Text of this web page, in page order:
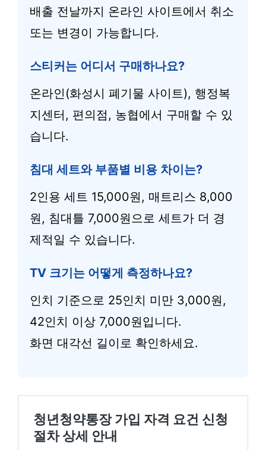
배출 전날까지 온라인 사이트에서 취소
또는 변경이 가능합니다.
스티커는 어디서 구매하나요?
온라인(화성시 폐기물 사이트), 행정복
지센터, 편의점, 농협에서 구매할 수 있
습니다.
침대 세트와 부품별 비용 차이는?
2인용 세트 15,000원, 매트리스 8,000
원, 침대틀 7,000원으로 세트가 더 경
제적일 수 있습니다.
TV 크기는 어떻게 측정하나요?
인치 기준으로 25인치 미만 3,000원,
42인치 이상 7,000원입니다.
화면 대각선 길이로 확인하세요.